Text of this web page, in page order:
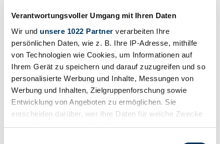
Verantwortungsvoller Umgang mit Ihren Daten
Wir und unsere 1022 Partner verarbeiten Ihre
persönlichen Daten, wie z. B. Ihre IP-Adresse, mithilfe
von Technologien wie Cookies, um Informationen auf
Ihrem Gerät zu speichern und darauf zuzugreifen und so
personalisierte Werbung und Inhalte, Messungen von
Werbung und Inhalten, Zielgruppenforschung sowie
Entwicklung von Angeboten zu ermöglichen. Sie
entscheiden darüber, wer Ihre Daten für welche Zwecke
nutzt. Sie können Ihre Einwilligung jederzeit über die